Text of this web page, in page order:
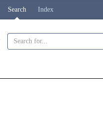
Search Index